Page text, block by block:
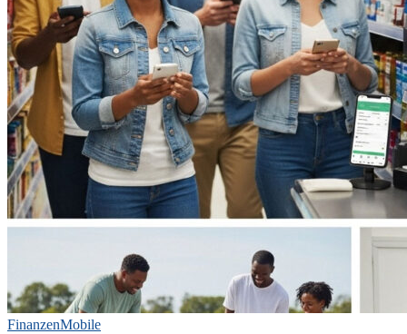
FinanzenMobile